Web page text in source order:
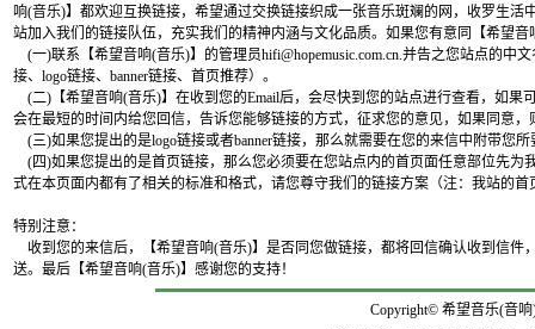
响(音乐)】都欢迎互换链接，希望通过交换链接织成一张音乐斑斓的网，收罗生
站加入我们的链接队伍，充实我们的精神内涵与文化品质。如果您有意同【希望
(一)联系【希望音响(音乐)】的管理员hifi@hopemusic.com.cn.并告之您站点的
接、logo链接、banner链接、首页推荐）。
(二)【希望音响(音乐)】在收到您的Email后，会尽快到您的站点进行查看，如
会在最短的时间内给您回信，告诉您能够链接的方式，征求您的意见，如果同意，
(三)如果您提出的是logo链接或者banner链接，那么就需要在您的来信中附带您
(四)如果您提出的是首页链接，那么您必须要在您站点内的首页面任意部位先为
式在本页面内都有了相关的标准和格式，请您尊守我们的链接方案（注：我站的
特别注意：
收到您的来信后，【希望音响(音乐)】是否同您做链接，都将回信确认收到信
送。最后【希望音响(音乐)】感谢您的支持！
Copyright© 希望音乐(音